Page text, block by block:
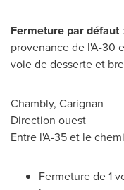
Fermeture par défaut
provenance de l'A-30
voie de desserte et
Chambly, Carignan
Direction ouest
Entre l'A-35 et le
Fermeture de 1